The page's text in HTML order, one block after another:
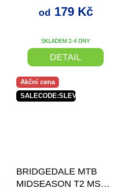
HANDS BÍLÁ
SKLADEM 2-4 DNY
od 179 Kč
DETAIL
Akční cena
SALECODE:SLEVAX5:5:%
BRIDGEDALE MTB
MIDSEASON T2 MS